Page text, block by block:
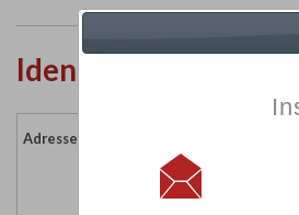
Identité de
Adresse :